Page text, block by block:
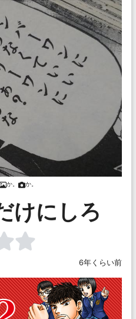
か。 か。
けにしろ
6年くらい前